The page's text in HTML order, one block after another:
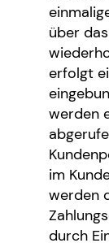
über
erfolgt
werden
im
werden
durch